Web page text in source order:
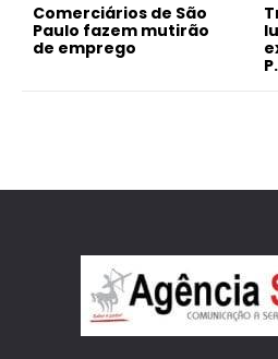
Comerciários de São
Paulo fazem mutirão
de emprego